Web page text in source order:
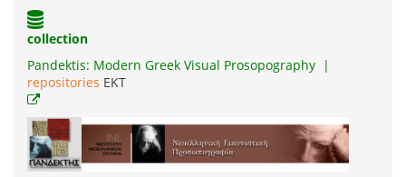
collection
Pandektis: Modern Greek Visual Prosopography |
repositories EKT